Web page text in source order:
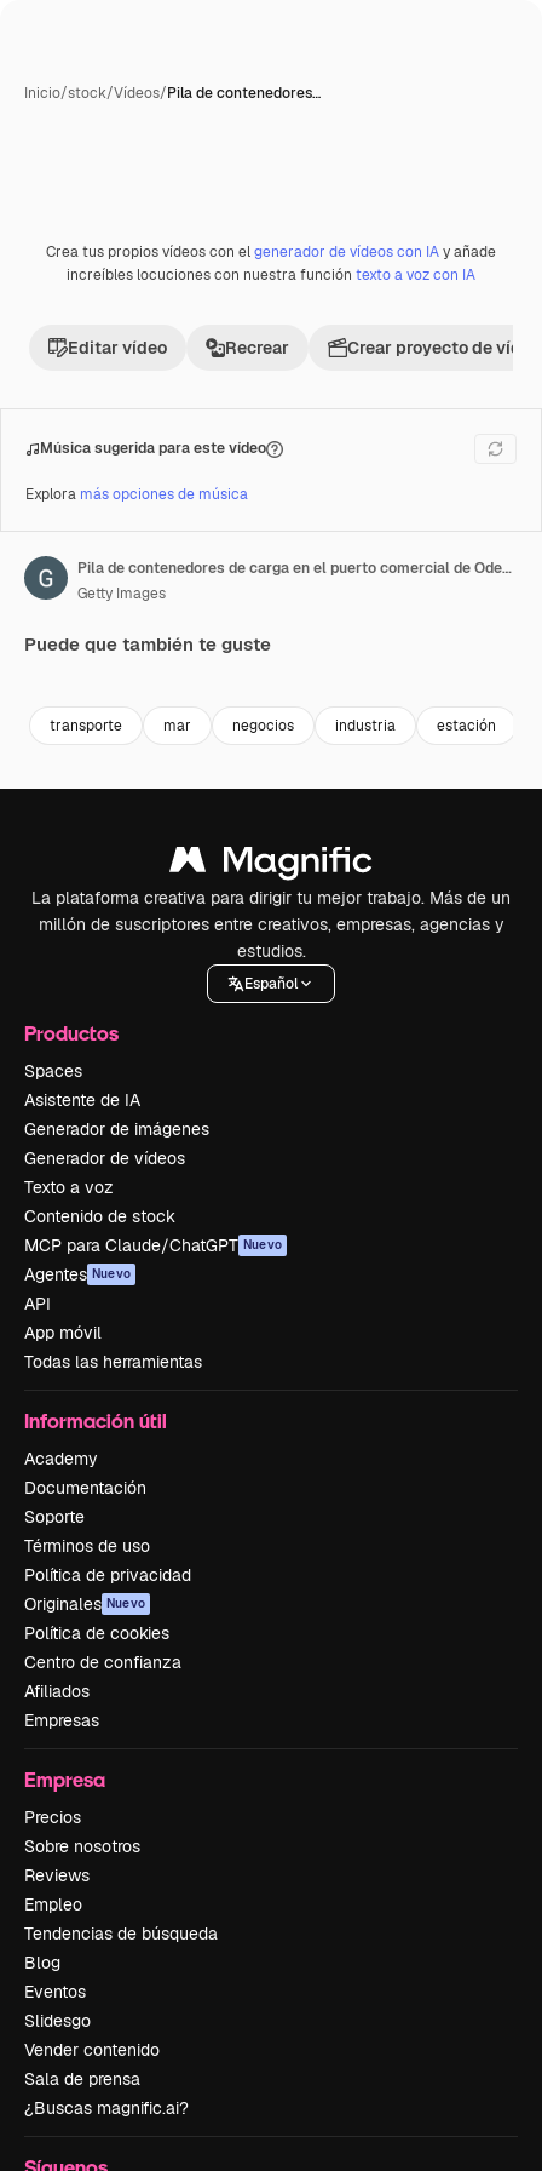
Inicio/stock/Vídeos/Pila de contenedores…
Premium
Crea tus propios vídeos con elgenerador de vídeos con IAy añade
increíbles locuciones con nuestra función texto a voz con IA
Editar vídeo Recrear Crear proyecto de vídeo
Música sugerida para este vídeo
Explora más opciones de música
Pila de contenedores de carga en el puerto comercial de Odesa, puerto marítimo de Ucrania. Terminal de contenedores y carga del puerto del Mar Negro. Almacenamiento de contenedores marítimos en el muelle de carga del almacén portuario. Astillero.
Getty Images
Puede que también te guste
transporte mar negocios industria estación
La plataforma creativa para dirigir tu mejor trabajo. Más de un
millón de suscriptores entre creativos, empresas, agencias y
estudios.
Español
Productos
Spaces
Asistente de IA
Generador de imágenes
Generador de vídeos
Texto a voz
Contenido de stock
MCP para Claude/ChatGPT Nuevo
Agentes Nuevo
API
App móvil
Todas las herramientas
Información útil
Academy
Documentación
Soporte
Términos de uso
Política de privacidad
Originales Nuevo
Política de cookies
Centro de confianza
Afiliados
Empresas
Empresa
Precios
Sobre nosotros
Reviews
Empleo
Tendencias de búsqueda
Blog
Eventos
Slidesgo
Vender contenido
Sala de prensa
¿Buscas magnific.ai?